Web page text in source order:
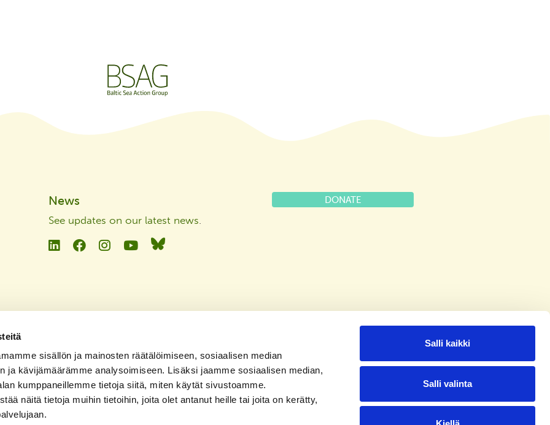
sisällön ja mainosten räätälöimiseen, sosiaalisen median
ja kävijämäärämme analysoimiseen. Lisäksi jaamme sosiaalisen median,
kumppaneillemme tietoja siitä, miten käytät sivustoamme.
näitä tietoja muihin tietoihin, joita olet antanut heille tai joita on kerätty,
Salli kaikki
Salli valinta
News
See updates on our latest news
LinkedinFacebookInstagramYouTubeBluesky
DONATE